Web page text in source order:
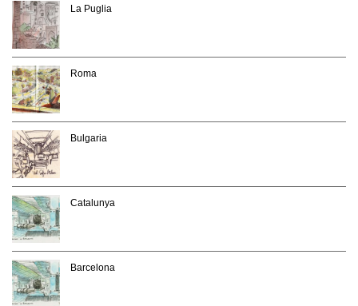
La Puglia
Roma
Bulgaria
Catalunya
Barcelona